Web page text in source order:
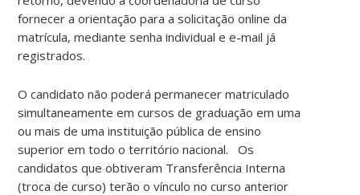
fornecer a orientação para a solicitação online da
matrícula, mediante senha individual e e-mail já
registrados.
O candidato não poderá permanecer matriculado
simultaneamente em cursos de graduação em uma
ou mais de uma instituição pública de ensino
superior em todo o território nacional. Os
candidatos que obtiveram Transferência Interna
(troca de curso) terão o vínculo no curso anterior